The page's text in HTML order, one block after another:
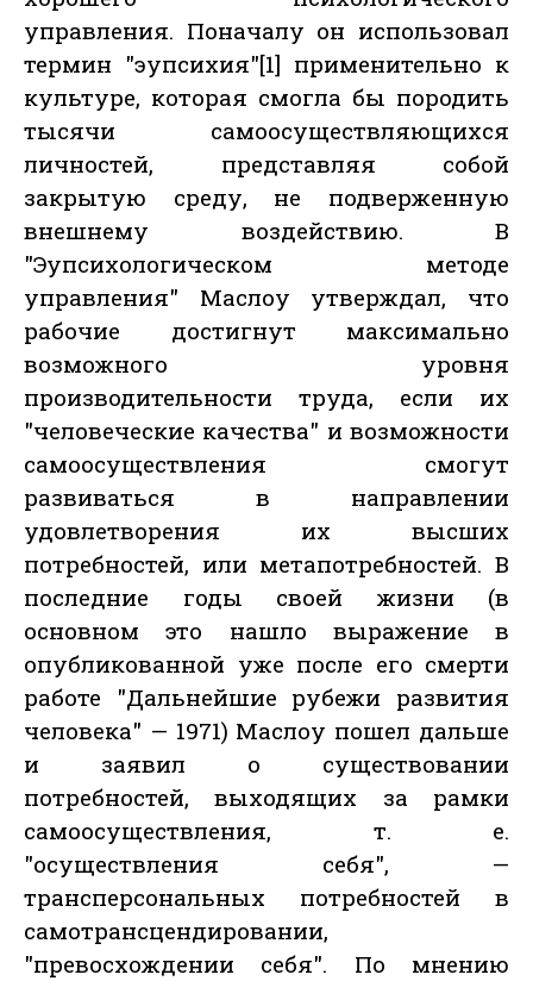
управления. Поначалу он использовал
термин "эупсихия"[1] применительно к
культуре, которая смогла бы породить
тысячи самоосуществляющихся
личностей, представляя собой
закрытую среду, не подверженную
внешнему воздействию. В
"Эупсихологическом методе
управления" Маслоу утверждал, что
рабочие достигнут максимально
возможного уровня
производительности труда, если их
"человеческие качества" и возможности
самоосуществления смогут
развиваться в направлении
удовлетворения их высших
потребностей, или метапотребностей. В
последние годы своей жизни (в
основном это нашло выражение в
опубликованной уже после его смерти
работе "Дальнейшие рубежи развития
человека" — 1971) Маслоу пошел дальше
и заявил о существовании
потребностей, выходящих за рамки
самоосуществления, т. е.
"осуществления себя", —
трансперсональных потребностей в
самотрансцендировании,
"превосхождении себя". По мнению